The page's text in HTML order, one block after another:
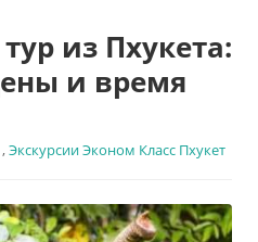
из Пхукета:
и время
,Экскурсии Эконом Класс Пхукет